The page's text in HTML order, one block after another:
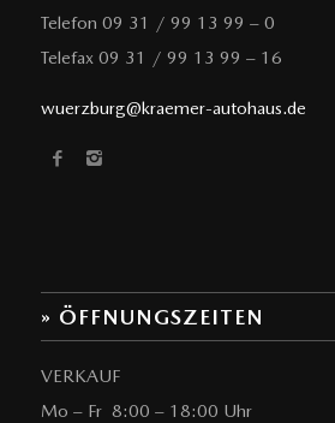
Telefon 09 31 / 99 13 99 – 0
Telefax 09 31 / 99 13 99 – 16
wuerzburg@kraemer-autohaus.de
» ÖFFNUNGSZEITEN
VERKAUF
Mo – Fr 8:00 – 18:00 Uhr